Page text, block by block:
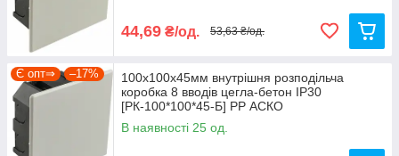
44,69 ₴/од. 53,63 ₴/од.
Є опт⇒ –17%
100х100х45мм внутрішня розподільча
коробка 8 вводів цегла-бетон IP30
[РК-100*100*45-Б] PP АСКО
В наявності 25 од.